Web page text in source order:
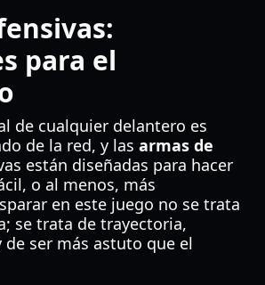
para el
de cualquier delantero es
de la red, y las armas de
están diseñadas para hacer
o al menos, más
en este juego no se trata
se trata de trayectoria,
de ser más astuto que el